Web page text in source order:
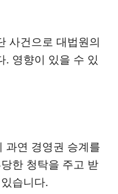
사건으로 대법원의
. 영향이 있을 수 있
과연 경영권 승계를
한 청탁을 주고 받
습니다.